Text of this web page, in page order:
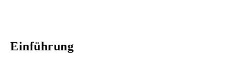
Einführung